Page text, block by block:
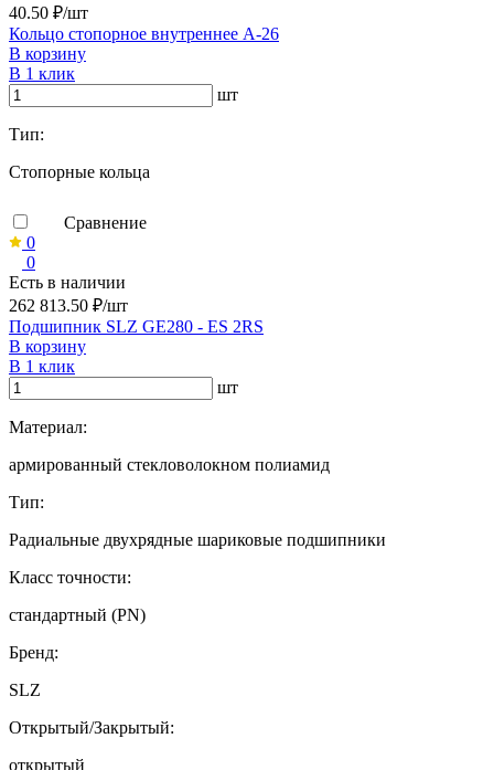
40.50 ₽/шт
Кольцо стопорное внутреннее А-26
В корзину
В 1 клик
шт
Тип:
Стопорные кольца
Сравнение
0
0
Есть в наличии
262 813.50 ₽/шт
Подшипник SLZ GE280 - ES 2RS
В корзину
В 1 клик
шт
Материал:
армированный стекловолокном полиамид
Тип:
Радиальные двухрядные шариковые подшипники
Класс точности:
стандартный (PN)
Бренд:
SLZ
Открытый/Закрытый:
открытый